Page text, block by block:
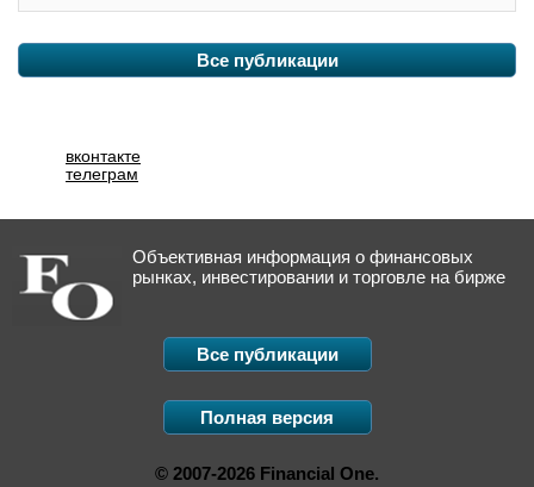
Все публикации
вконтакте
телеграм
Объективная информация о финансовых
рынках, инвестировании и торговле на бирже
Все публикации
Полная версия
© 2007-2026 Financial One.